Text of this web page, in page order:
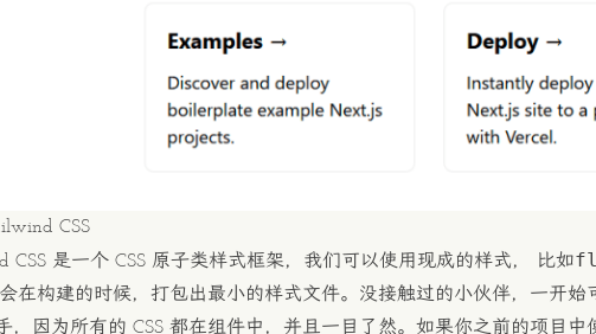
CSS
CSS 是一个 CSS 原子类样式框架，我们可以使用现成的样式， 比如
会在构建的时候，打包出最小的样式文件。没接触过的小伙伴，一开
，因为所有的 CSS 都在组件中，并且一目了然。如果你之前的项目中